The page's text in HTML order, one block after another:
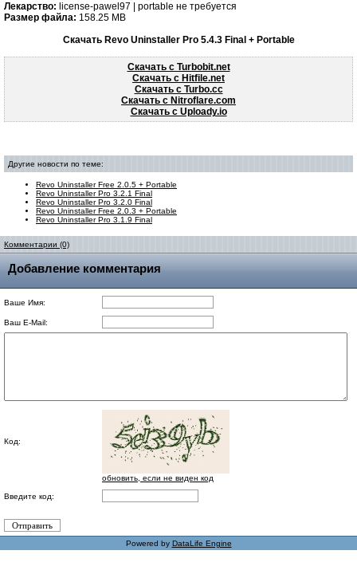
Лекарство: license-pawel97 | portable не требуется
Размер файла: 158.25 MB
Скачать Revo Uninstaller Pro 5.4.3 Final + Portable
Скачать с Turbobit.net
Скачать с Hitfile.net
Скачать с Turbo.cc
Скачать с Nitroflare.com
Скачать с Uploady.io
Другие новости по теме:
Revo Uninstaller Free 2.0.5 + Portable
Revo Uninstaller Pro 3.2.1 Final
Revo Uninstaller Pro 3.2.0 Final
Revo Uninstaller Free 2.0.3 + Portable
Revo Uninstaller Pro 3.1.9 Final
Комментарии (0)
Добавление комментария
Ваше Имя:
Ваш E-Mail:
Код:
обновить, если не виден код
Введите код:
Powered by DataLife Engine